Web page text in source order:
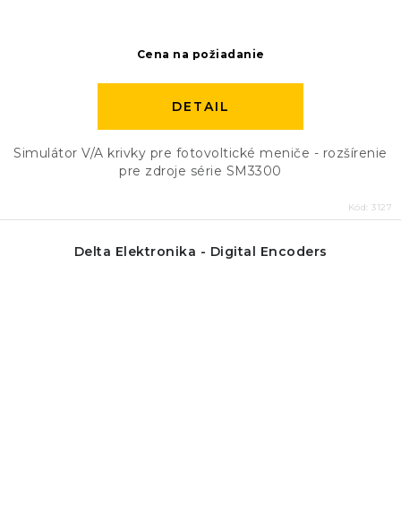
Cena na požiadanie
DETAIL
Simulátor V/A krivky pre fotovoltické meniče - rozšírenie
pre zdroje série SM3300
Kód: 3127
Delta Elektronika - Digital Encoders